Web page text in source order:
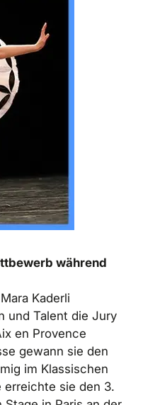
während
Kaderli
und Talent die Jury
en Provence
gewann sie den
im Klassischen
erreichte sie den 3.